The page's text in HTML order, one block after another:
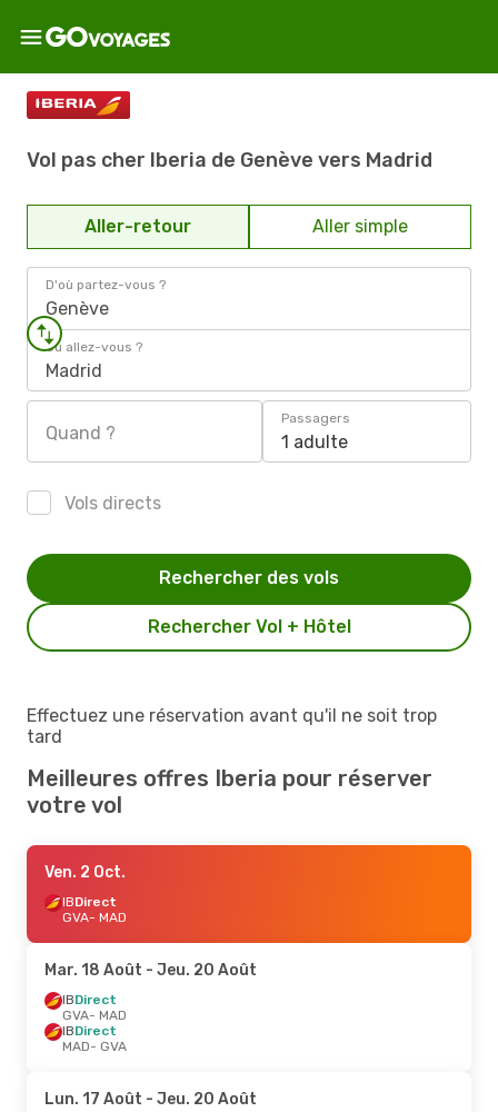
Vol pas cher Iberia de Genève vers Madrid
Aller-retour Aller simple
D'où partez-vous ?
Genève
Où allez-vous ?
Madrid
Quand ?
Passagers
1 adulte
Vols directs
Rechercher Vol + Hôtel
Rechercher des vols
Effectuez une réservation avant qu'il ne soit trop
tard
Meilleures offres Iberia pour réserver
votre vol
Ven. 2 Oct.
IBDirect
GVA- MAD
Mar. 18 Août - Jeu. 20 Août
IBDirect
GVA- MAD
IBDirect
MAD- GVA
Lun. 17 Août - Jeu. 20 Août